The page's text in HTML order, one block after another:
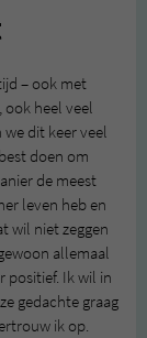
– ook met
ook heel veel
dit keer veel
doen om
de meest
leven heb en
wil niet zeggen
allemaal
positief. Ik wil in
gedachte graag
ik op.